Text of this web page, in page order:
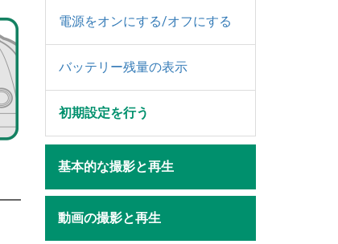
電源をオンにする/オフにする
バッテリー残量の表示
初期設定を行う
基本的な撮影と再生
動画の撮影と再生